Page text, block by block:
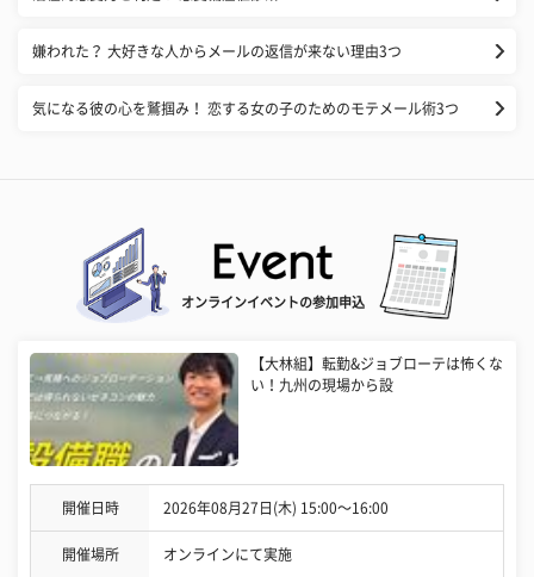
嫌われた？ 大好きな人からメールの返信が来ない理由3つ
気になる彼の心を鷲掴み！ 恋する女の子のためのモテメール術3つ
オンラインイベントの参加申込
【大林組】転勤&ジョブローテは怖くな
い！九州の現場から設
開催日時 2026年08月27日(木) 15:00〜16:00
開催場所 オンラインにて実施